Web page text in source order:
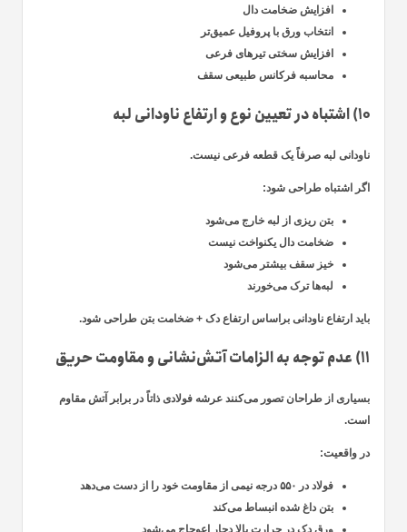
افزایش ضخامت دال
انتخاب ورق با پروفیل عمیق‌تر
افزایش سختی تیرهای فرعی
محاسبه فرکانس طبیعی سقف
۱۰) اشتباه در تعیین نوع و ارتفاع ناودانی لبه
ناودانی لبه صرفاً یک قطعه فرعی نیست.
اگر اشتباه طراحی شود:
بتن ریزی از لبه خارج می‌شود
ضخامت دال یکنواخت نیست
خیز سقف بیشتر می‌شود
لبه‌ها ترک می‌خورند
باید ارتفاع ناودانی براساس ارتفاع دک + ضخامت بتن طراحی شود.
۱۱) عدم توجه به الزامات آتش‌نشانی و مقاومت حریق
بسیاری از طراحان تصور می‌کنند عرشه فولادی ذاتاً در برابر آتش مقاوم
است.
در واقعیت:
فولاد در ۵۵۰ درجه نیمی از مقاومت خود را از دست می‌دهد
بتن داغ شده انبساط می‌کند
ورق دک در حرارت بالا دچار اعوجاج می‌شود